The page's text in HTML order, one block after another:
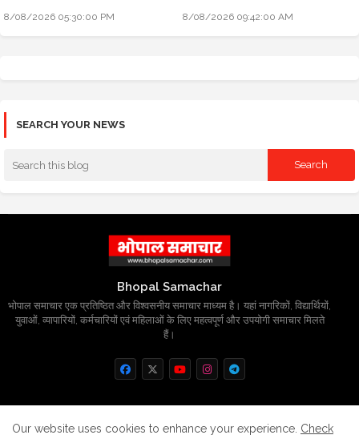
8/08/2026 05:30:00 PM 8/08/2026 09:42:00 AM
SEARCH YOUR NEWS
Bhopal Samachar
भोपाल समाचार एक प्रतिष्ठित और विश्वसनीय समाचार माध्यम है। यहां नागरिकों, विद्यार्थियों,
युवाओं, व्यापारियों, कर्मचारियों एवं महिलाओं के लिए महत्वपूर्ण और उपयोगी समाचार मिलते
हैं।
Home About Contact us Privacy Policy
Our website uses cookies to enhance your experience. Check